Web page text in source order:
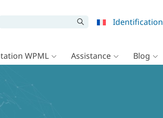
Identification
WPML Assistance Blog